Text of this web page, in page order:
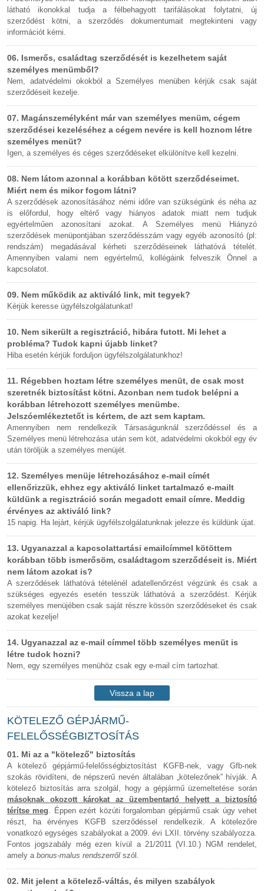
látható ikonokkal tudja a félbehagyott tarifálásokat folytatni, új
szerződést kötni, a szerződés dokumentumait megtekinteni vagy
információt kérni.
06. Ismerős, családtag szerződését is kezelhetem saját
személyes menümből?
Nem, adatvédelmi okokból a Személyes menüben kérjük csak saját
szerződéseit kezelje.
07. Magánszemélyként már van személyes menüm, cégem
szerződései kezeléséhez a cégem nevére is kell hoznom létre
személyes menüt?
Igen, a személyes és céges szerződéseket elkülönítve kell kezelni.
08. Nem látom azonnal a korábban kötött szerződéseimet.
Miért nem és mikor fogom látni?
A szerződések azonosításához némi időre van szükségünk és néha az
is előfordul, hogy eltérő vagy hiányos adatok miatt nem tudjuk
egyértelműen azonosítani azokat. A Személyes menü Hiányzó
szerződések menüpontjában szerződésszám vagy egyéb azonosító (pl:
rendszám) megadásával kérheti szerződéseinek láthatóvá tételét.
Amennyiben valami nem egyértelmű, kollégáink felveszik Önnel a
kapcsolatot.
09. Nem működik az aktiváló link, mit tegyek?
Kérjük keresse ügyfélszolgálatunkat!
10. Nem sikerült a regisztráció, hibára futott. Mi lehet a
probléma? Tudok kapni újabb linket?
Hiba esetén kérjük forduljon ügyfélszolgálatunkhoz!
11. Régebben hoztam létre személyes menüt, de csak most
szeretnék biztosítást kötni. Azonban nem tudok belépni a
korábban létrehozott személyes menümbe.
Jelszóemlékeztetőt is kértem, de azt sem kaptam.
Amennyiben nem rendelkezik Társaságunknál szerződéssel és a
Személyes menü létrehozása után sem köt, adatvédelmi okokból egy év
után töröljük a személyes menüjét.
12. Személyes menüje létrehozásához e-mail címét
ellenőrizzük, ehhez egy aktiváló linket tartalmazó e-mailt
küldünk a regisztráció során megadott email címre. Meddig
érvényes az aktiváló link?
15 napig. Ha lejárt, kérjük ügyfélszolgálatunknak jelezze és küldünk újat.
13. Ugyanazzal a kapcsolattartási emailcímmel kötöttem
korábban több ismerősöm, családtagom szerződéseit is. Miért
nem látom azokat is?
A szerződések láthatóvá tételénél adatellenőrzést végzünk és csak a
szükséges egyezés esetén tesszük láthatóvá a szerződést. Kérjük
személyes menüjében csak saját részre kössön szerződéseket és csak
azokat kezelje!
14. Ugyanazzal az e-mail címmel több személyes menüt is
létre tudok hozni?
Nem, egy személyes menühöz csak egy e-mail cím tartozhat.
Vissza a lap
tetejére
KÖTELEZŐ GÉPJÁRMŰ-
FELELŐSSÉGBIZTOSÍTÁS
01. Mi az a "kötelező" biztosítás
A kötelező gépjármű-felelősségbiztosítást KGFB-nek, vagy Gfb-nek
szokás rövidíteni, de népszerű nevén általában „kötelezőnek” hívják. A
kötelező biztosítás arra szolgál, hogy a gépjármű üzemeltetése során
másoknak okozott károkat az üzembentartó helyett a biztosító
térítse meg. Éppen ezért közúti forgalomban gépjármű csak úgy vehet
részt, ha érvényes KGFB szerződéssel rendelkezik. A kötelezőre
vonatkozó egységes szabályokat a 2009. évi LXII. törvény szabályozza.
Fontos jogszabály még ezen kívül a 21/2011 (VI.10.) NGM rendelet,
amely a bonus-malus rendszerről szól.
02. Mit jelent a kötelező-váltás, és milyen szabályok